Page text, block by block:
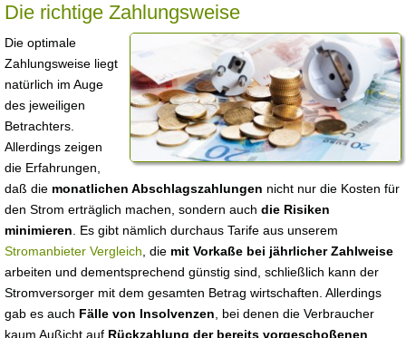
Die richtige Zahlungsweise
Die optimale
Zahlungsweise liegt
natürlich im Auge
des jeweiligen
Betrachters.
Allerdings zeigen
die Erfahrungen,
daß die monatlichen Abschlagszahlungen nicht nur die Kosten für
den Strom erträglich machen, sondern auch die Risiken
minimieren . Es gibt nämlich durchaus Tarife aus unserem
Stromanbieter Vergleich , die mit Vorkaße bei jährlicher Zahlweise
arbeiten und dementsprechend günstig sind, schließlich kann der
Stromversorger mit dem gesamten Betrag wirtschaften. Allerdings
gab es auch Fälle von Insolvenzen , bei denen die Verbraucher
kaum Außicht auf Rückzahlung der bereits vorgeschoßenen